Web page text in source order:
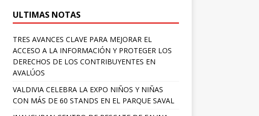
ULTIMAS NOTAS
TRES AVANCES CLAVE PARA MEJORAR EL
ACCESO A LA INFORMACIÓN Y PROTEGER LOS
DERECHOS DE LOS CONTRIBUYENTES EN
AVALÚOS
VALDIVIA CELEBRA LA EXPO NIÑOS Y NIÑAS
CON MÁS DE 60 STANDS EN EL PARQUE SAVAL